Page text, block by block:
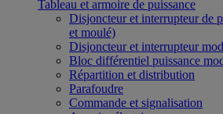
Tableau et armoire de puissance
Disjoncteur et interrupteur de
et moulé)
Disjoncteur et interrupteur
Bloc différentiel puissance
Répartition et distribution
Parafoudre
Commande et signalisation